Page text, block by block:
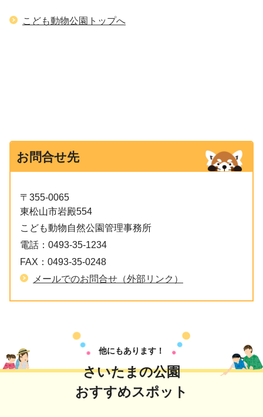
こども動物公園トップへ
お問合せ先
〒355-0065
東松山市岩殿554
こども動物自然公園管理事務所
電話： 0493-35-1234
FAX： 0493-35-0248
メールでのお問合せ（外部リンク）
他にもあります！
さいたまの公園
おすすめスポット